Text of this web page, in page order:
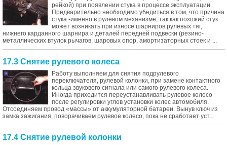
рейкой) при появлении стука в процессе эксплуатации.
Предварительно необходимо убедиться в том, что причина
стука -именно в рулевом механизме, так как похожий стук
может возникать при износе шарниров рулевых тяг,
нижнего карданного шарнира и деталей передней подвески (резино-
металлических втулок рычагов, шаровых опор, амортизаторных стоек и ...
17.3 Снятие рулевого колеса
Работу выполняем для снятия подрулевого
переключателя, рулевой колонки, при замене контактного
кольца звукового сигнала или самого рулевого колеса.
Иногда приходится переустанавливать рулевое колесо
после регулировки углов установки колес автомобиля.
Отсоединяем провод «массы» от аккумуляторной батареи. Вынув ключ из
замка зажигания, поворачиваем рулевое колесо, пока не сработает уст...
17.4 Снятие рулевой колонки